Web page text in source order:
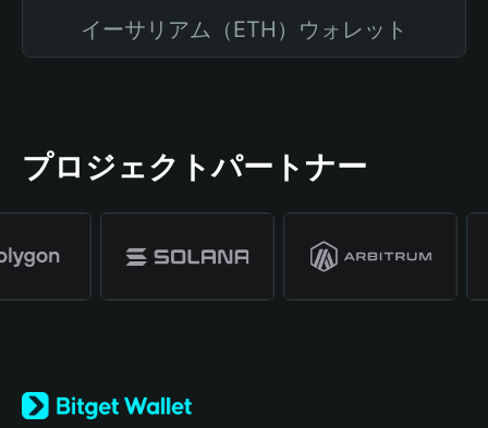
イーサリアム（ETH）ウォレット
プロジェクトパートナー